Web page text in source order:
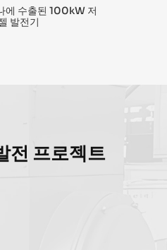
에 수출된 100kW 저
발전기
전 프로젝트